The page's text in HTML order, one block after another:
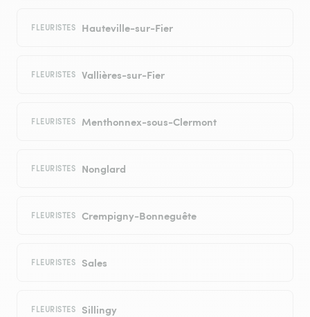
FLEURISTES Hauteville-sur-Fier
FLEURISTES Vallières-sur-Fier
FLEURISTES Menthonnex-sous-Clermont
FLEURISTES Nonglard
FLEURISTES Crempigny-Bonneguête
FLEURISTES Sales
FLEURISTES Sillingy